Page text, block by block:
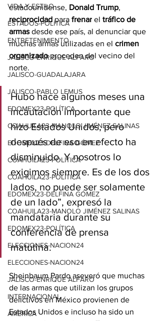
VIDA Y ESTILO
ESTADOS-POLÍTICA
ENTRETENIMIENTO
JALISCO-ENRIQUE ALFARO
JALISCO-GUADALAJARA
JALISCO-PABLO LEMUS
EDOMEX23-POLÍTICA
COAHUILA23-MANOLO JIMÉNEZ SALINAS
EDOMEX23-DELFINA GÓMEZ
COAHUILA23-POLÍTICA
COAHUILA23-POLÍTICA
EDOMEX23-DELFINA GÓMEZ
COAHUILA23-MANOLO JIMÉNEZ SALINAS
EDOMEX23-POLÍTICA
ELECCIONES-NACION24
ELECCIONES-NACION24
JALISCO-ENRIQUE ALFARO
INTERNACIONAL
AMÉRICA
estadounidense, Donald Trump,
reciprocidad para frenar el tráfico de
armas desde ese país, al denunciar que
muchas armas utilizadas en el crimen
organizado proceden del vecino del
norte.
Hubo hace algunos meses una
incautación importante que
hizo Estados Unidos, pero
después de eso en efecto ha
disminuido. Y nosotros lo
exigimos siempre. Es de los dos
lados, no puede ser solamente
de un lado”, expresó la
mandataria durante su
conferencia de prensa
matutina.
Sheinbaum Pardo aseveró que muchas
de las armas que utilizan los grupos
delictivos en México provienen de
Estados Unidos e incluso ha sido un